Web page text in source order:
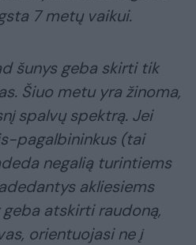
7 metų vaikui.
šunys geba skirti tik
Šiuo metu yra žinoma,
spalvų spektrą. Jei
pagalbininkus (tai
negalią turintiems
akliesiems
atskirti raudoną,
orientuojasi ne į